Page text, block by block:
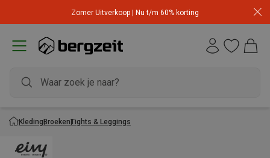
Zomer Uitverkoop | Nu t/m 60% korting
KledingBroekenTights & Leggings